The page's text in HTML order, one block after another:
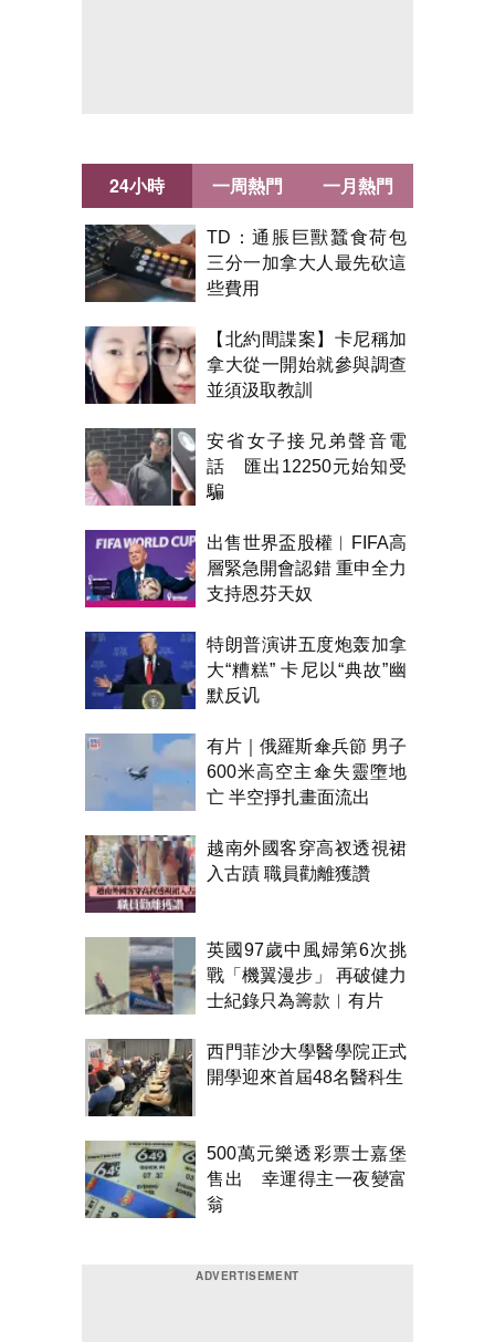
24小時
TD：通脹巨獸蠶食荷包
三分一加拿大人最先砍這
些費用
【北約間諜案】卡尼稱加
拿大從一開始就參與調查
並須汲取教訓
安省女子接兄弟聲音電
話 匯出12250元始知受
騙
出售世界盃股權︱FIFA高
層緊急開會認錯 重申全力
支持恩芬天奴
特朗普演讲五度炮轰加拿
大“糟糕” 卡尼以“典故”幽
默反讥
有片｜俄羅斯傘兵節 男子
600米高空主傘失靈墮地
亡 半空掙扎畫面流出
越南外國客穿高衩透視裙
入古蹟 職員勸離獲讚
英國97歲中風婦第6次挑
戰「機翼漫步」 再破健力
士紀錄只為籌款︱有片
西門菲沙大學醫學院正式
開學迎來首屆48名醫科生
500萬元樂透彩票士嘉堡
售出 幸運得主一夜變富
翁
一周熱門 一月熱門